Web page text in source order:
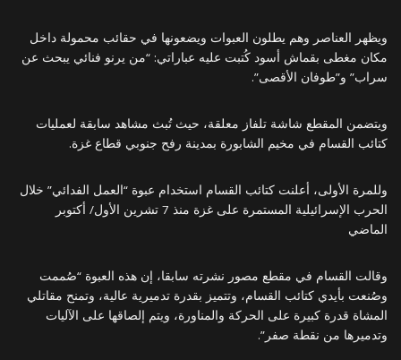
ويظهر العناصر وهم يطلون العبوات ويضعونها في حقائب محمولة داخل
مكان مغطى بقماش أسود كُتبت عليه عباراتي: “من يرنو فنائي يبحث عن
سراب” و”طوفان الأقصى”.
ويتضمن المقطع شاشة تلفاز معلقة، حيث تُبث مشاهد سابقة لعمليات
كتائب القسام في مخيم الشابورة بمدينة رفح جنوبي قطاع غزة.
وللمرة الأولى، أعلنت كتائب القسام استخدام عبوة “العمل الفدائي” خلال
الحرب الإسرائيلية المستمرة على غزة منذ 7 تشرين الأول/ أكتوبر
الماضي
وقالت القسام في مقطع مصور نشرته سابقا، إن هذه العبوة “صُممت
وصُنعت بأيدي كتائب القسام، وتتميز بقدرة تدميرية عالية، وتمنح مقاتلي
المشاة قدرة كبيرة على الحركة والمناورة، ويتم إلصاقها على الآليات
وتدميرها من نقطة صفر”.